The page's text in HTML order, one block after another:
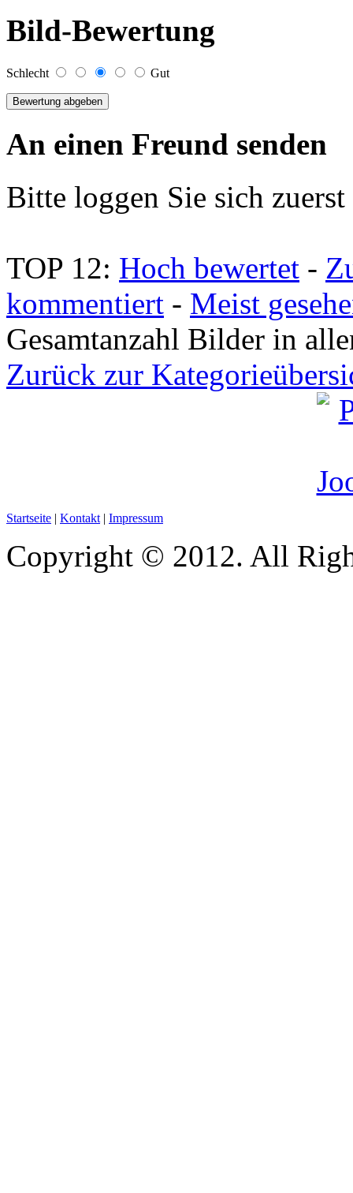
Bild-Bewertung
Schlecht Gut
An einen Freund senden
Bitte loggen Sie sich
TOP 12: Hoch bewertet -
kommentiert - Meist
Gesamtanzahl Bilder in
Zurück zur
Startseite | Kontakt | Impressum
Copyright © 2012. All